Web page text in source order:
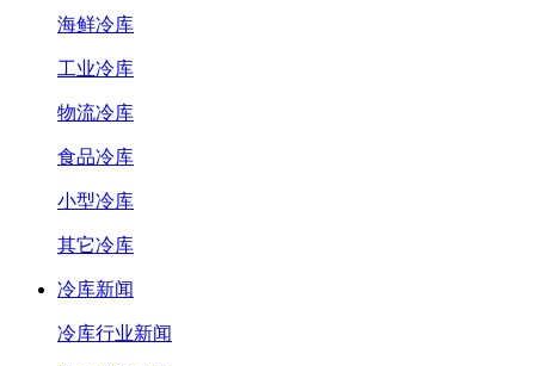
海鲜冷库
工业冷库
物流冷库
食品冷库
小型冷库
其它冷库
冷库新闻
冷库行业新闻